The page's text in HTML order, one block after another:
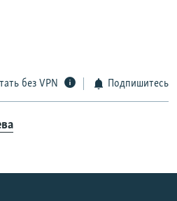
без VPN Подпишитесь